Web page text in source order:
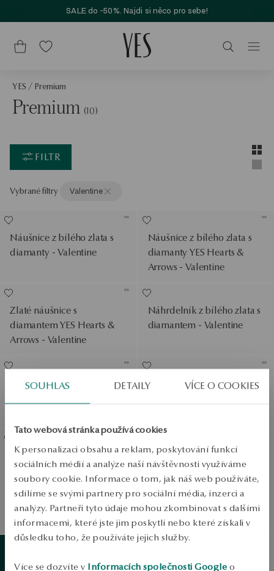
SOUHLAS DETAILY VÍCE O COOKIES
Tato webová stránka používá cookies
K personalizaci obsahu a reklam, poskytování funkcí
sociálních médií a analýze naší návštěvnosti využíváme
soubory cookie. Informace o tom, jak náš web používáte,
sdílíme se svými partnery pro sociální média, inzerci a
analýzy. Partneři tyto údaje mohou zkombinovat s dalšími
informacemi, které jste jim poskytli nebo které získali v
důsledku toho, že používáte jejich služby.
Více se dozvíte v Informacích společnosti Google o
SALE do -50%. Najdi si něco pro sebe!
YES / Premium
Premium (10)
FILTR
Vybrané filtry Valentine
Náušnice z bílého zlata s
diamanty - Valentine
Náušnice z bílého zlata s
diamanty YES Hearts &
Arrows - Valentine
Zlaté náušnice s
diamantem YES Hearts &
Arrows - Valentine
Náhrdelník z bílého zlata s
diamantem - Valentine
Náhrdelník z bílého zlata s
Platinový prsten s
Prsten z bílého zlata s
diamantem - Valentine
Prsten z bílého zlata s
diamantem YES Hearts &
Arrows - Valentine
Běžná cena:
Nejnižší cena za posledních
30 dní před slevou:
Zobrazit produkty
SALE
Zlatý prsten s diamantem -